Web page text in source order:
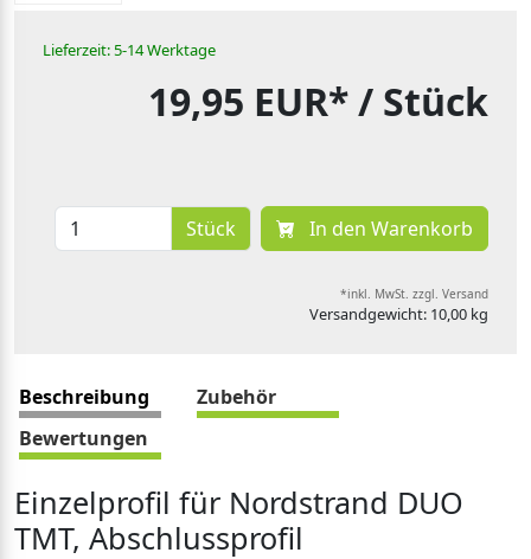
Lieferzeit: 5-14 Werktage
19,95 EUR*/ Stück
Stück In den Warenkorb
*inkl. MwSt. zzgl. Versand
Versandgewicht: 10,00 kg
Beschreibung
Zubehör
Bewertungen
Einzelprofil für Nordstrand DUO
TMT, Abschlussprofil